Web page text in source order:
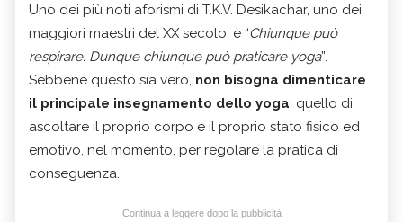
Uno dei più noti aforismi di T.K.V. Desikachar, uno dei
maggiori maestri del XX secolo, è “Chiunque può
respirare. Dunque chiunque può praticare yoga”.
Sebbene questo sia vero, non bisogna dimenticare
il principale insegnamento dello yoga: quello di
ascoltare il proprio corpo e il proprio stato fisico ed
emotivo, nel momento, per regolare la pratica di
conseguenza.
Continua a leggere dopo la pubblicità